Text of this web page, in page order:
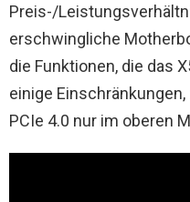
Preis-/
erschwingliche
die Funktionen, die das
einige
PCIe 4.0 nur im oberen